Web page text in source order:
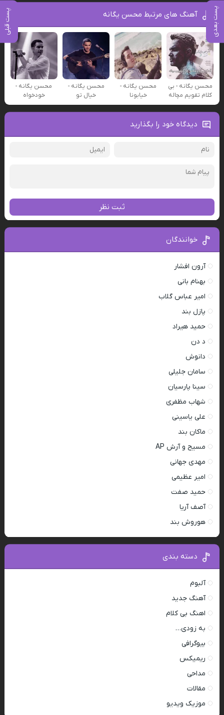
پست بعدی پست قبلی آهنگ های مرتبط محسن یگانه
محسن یگانه - بی
کلام تقویم مچاله
محسن یگانه -
خیابونا
محسن یگانه -
خیال تو
محسن یگانه -
خودخواه
دیدگاه خود را بگذارید
ثبت نظر
خوانندگان
آرون افشار
بهنام بانی
امیر عباس گلاب
پازل بند
حمید هیراد
د دن
دانوش
سامان جلیلی
سینا پارسیان
شهاب مظفری
علی یاسینی
ماکان بند
مسیح و آرش AP
مهدی جهانی
امیر عظیمی
حمید صفت
آصف آریا
هوروش بند
دسته بندی
آلبوم
آهنگ جدید
اهنگ بی کلام
به زودی…
بیوگرافی
ریمیکس
مداحی
مقالات
موزیک ویدیو